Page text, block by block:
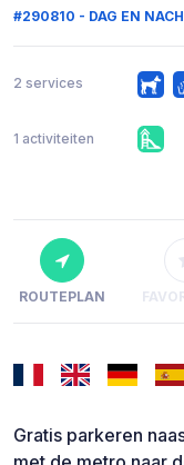
#290810 - DAG EN
2 services
1 activiteiten
ROUTEPLAN
Gratis parkeren